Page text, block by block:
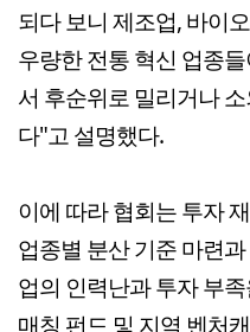
되다 보니 제조업, 바이
우량한 전통 혁신 업종
서 후순위로 밀리거나
다"고 설명했다.
이에 따라 협회는 투자
업종별 분산 기준 마련
업의 인력난과 투자 부
매칭 펀드 및 지역 벤처